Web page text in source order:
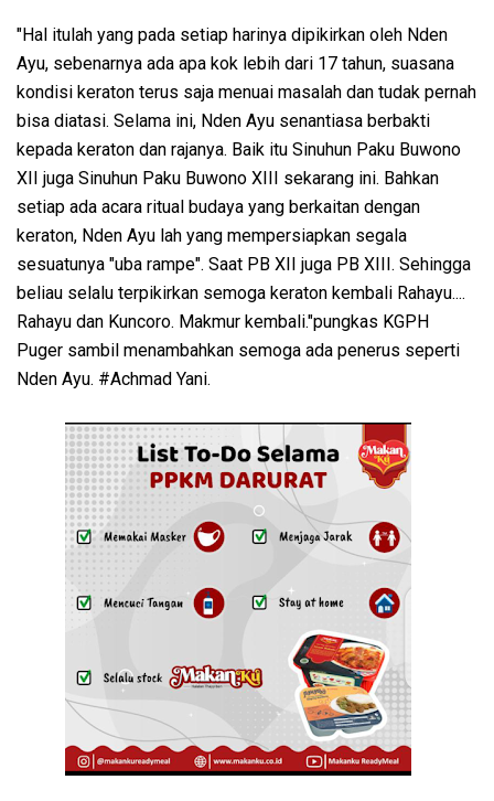
"Hal itulah yang pada setiap harinya dipikirkan oleh Nden
Ayu, sebenarnya ada apa kok lebih dari 17 tahun, suasana
kondisi keraton terus saja menuai masalah dan tudak pernah
bisa diatasi. Selama ini, Nden Ayu senantiasa berbakti
kepada keraton dan rajanya. Baik itu Sinuhun Paku Buwono
XII juga Sinuhun Paku Buwono XIII sekarang ini. Bahkan
setiap ada acara ritual budaya yang berkaitan dengan
keraton, Nden Ayu lah yang mempersiapkan segala
sesuatunya "uba rampe". Saat PB XII juga PB XIII. Sehingga
beliau selalu terpikirkan semoga keraton kembali Rahayu....
Rahayu dan Kuncoro. Makmur kembali."pungkas KGPH
Puger sambil menambahkan semoga ada penerus seperti
Nden Ayu. #Achmad Yani.